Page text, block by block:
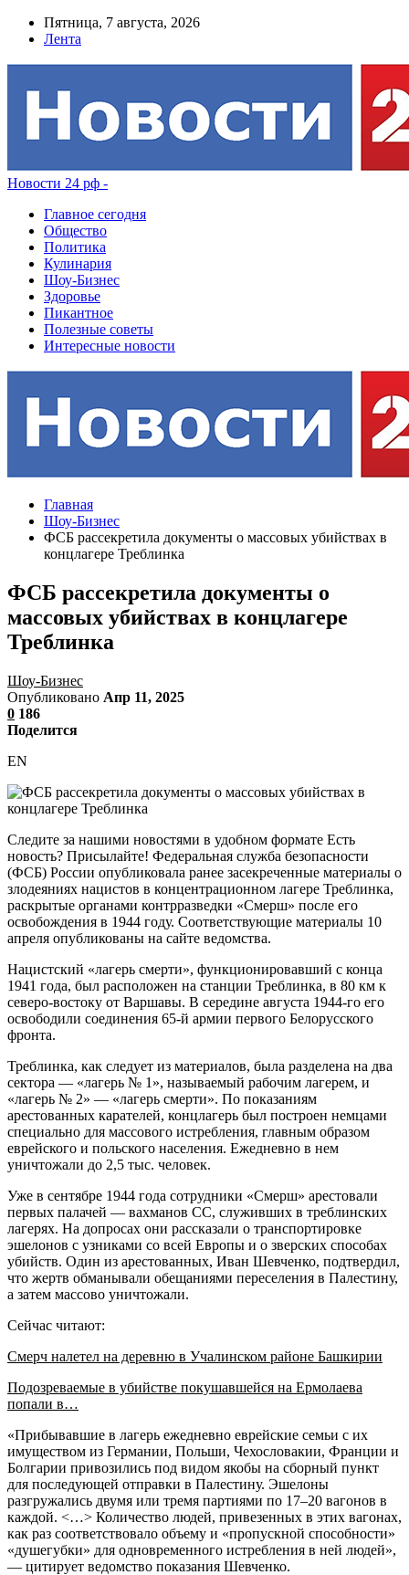
Пятница, 7 августа, 2026
Лента
Новости 24 рф -
Главное сегодня
Общество
Политика
Кулинария
Шоу-Бизнес
Здоровье
Пикантное
Полезные советы
Интересные новости
Главная
Шоу-Бизнес
ФСБ рассекретила документы о массовых убийствах в
концлагере Треблинка
ФСБ рассекретила документы о
массовых убийствах в концлагере
Треблинка
Шоу-Бизнес
Опубликовано Апр 11, 2025
0 186
Поделится
EN
Следите за нашими новостями в удобном формате Есть
новость? Присылайте! Федеральная служба безопасности
(ФСБ) России опубликовала ранее засекреченные материалы о
злодеяниях нацистов в концентрационном лагере Треблинка,
раскрытые органами контрразведки «Смерш» после его
освобождения в 1944 году. Соответствующие материалы 10
апреля опубликованы на сайте ведомства.
Нацистский «лагерь смерти», функционировавший с конца
1941 года, был расположен на станции Треблинка, в 80 км к
северо-востоку от Варшавы. В середине августа 1944-го его
освободили соединения 65-й армии первого Белорусского
фронта.
Треблинка, как следует из материалов, была разделена на два
сектора — «лагерь № 1», называемый рабочим лагерем, и
«лагерь № 2» — «лагерь смерти». По показаниям
арестованных карателей, концлагерь был построен немцами
специально для массового истребления, главным образом
еврейского и польского населения. Ежедневно в нем
уничтожали до 2,5 тыс. человек.
Уже в сентябре 1944 года сотрудники «Смерш» арестовали
первых палачей — вахманов СС, служивших в треблинских
лагерях. На допросах они рассказали о транспортировке
эшелонов с узниками со всей Европы и о зверских способах
убийств. Один из арестованных, Иван Шевченко, подтвердил,
что жертв обманывали обещаниями переселения в Палестину,
а затем массово уничтожали.
Сейчас читают:
Смерч налетел на деревню в Учалинском районе Башкирии
Подозреваемые в убийстве покушавшейся на Ермолаева
попали в…
«Прибывавшие в лагерь ежедневно еврейские семьи с их
имуществом из Германии, Польши, Чехословакии, Франции и
Болгарии привозились под видом якобы на сборный пункт
для последующей отправки в Палестину. Эшелоны
разгружались двумя или тремя партиями по 17–20 вагонов в
каждой. <…> Количество людей, привезенных в этих вагонах,
как раз соответствовало объему и «пропускной способности»
«душегубки» для одновременного истребления в ней людей»,
— цитирует ведомство показания Шевченко.